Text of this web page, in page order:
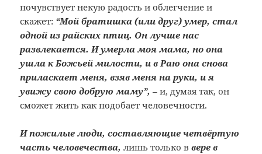
почувствует некую радость и облегчение и
скажет: “Мой братишка (или друг) умер, стал
одной из райских птиц. Он лучше нас
развлекается. И умерла моя мама, но она
ушла к Божьей милости, и в Раю она снова
приласкает меня, взяв меня на руки, и я
увижу свою добрую маму”, – и, думая так, он
сможет жить как подобает человечности.
И пожилые люди, составляющие четвёртую
часть человечества,лишь только ввере в